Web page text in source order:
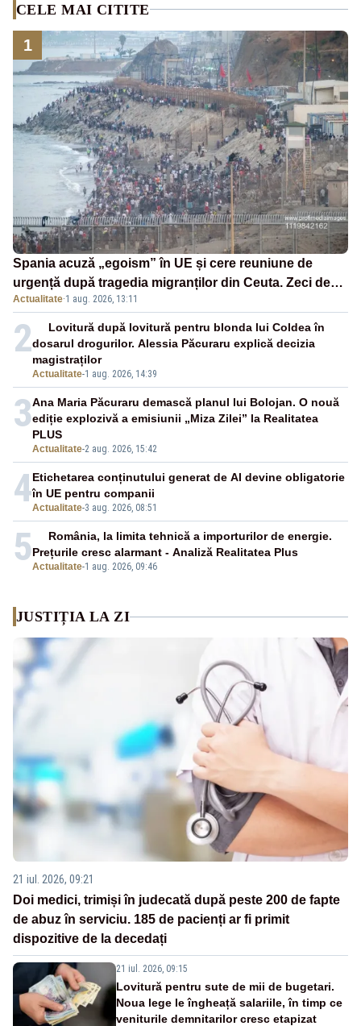
CELE MAI CITITE
1
Spania acuză „egoism” în UE și cere reuniune de
urgență după tragedia migranților din Ceuta. Zeci de
oameni au murit
Actualitate·1 aug. 2026, 13:11
2
Actualitate-1 aug. 2026, 14:39
Lovitură după lovitură pentru blonda lui Coldea în
dosarul drogurilor. Alessia Păcuraru explică decizia
magistraților
3
Actualitate-2 aug. 2026, 15:42
Ana Maria Păcuraru demască planul lui Bolojan. O nouă
ediție explozivă a emisiunii „Miza Zilei” la Realitatea
PLUS
4Actualitate-3 aug. 2026, 08:51
Etichetarea conținutului generat de AI devine obligatorie
în UE pentru companii
5Actualitate-1 aug. 2026, 09:46
România, la limita tehnică a importurilor de energie.
Prețurile cresc alarmant - Analiză Realitatea Plus
JUSTIȚIA LA ZI
21 iul. 2026, 09:21
Doi medici, trimiși în judecată după peste 200 de fapte
de abuz în serviciu. 185 de pacienți ar fi primit
dispozitive de la decedați
21 iul. 2026, 09:15
Lovitură pentru sute de mii de bugetari.
Noua lege le îngheață salariile, în timp ce
veniturile demnitarilor cresc etapizat